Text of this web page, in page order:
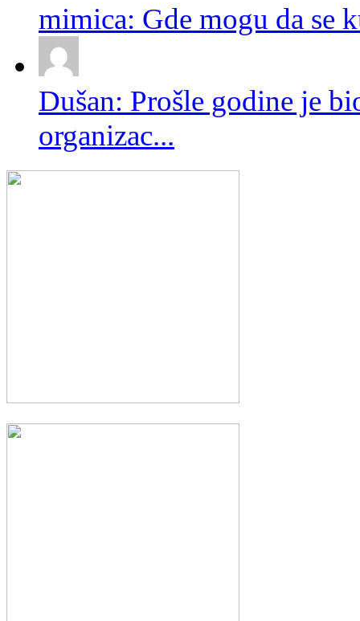
mimica: Gde mogu da se
Dušan: Prošle godine je
organizac...